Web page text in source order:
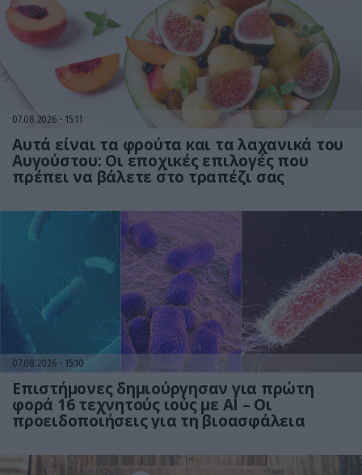
07.08.2026 15:11
Αυτά είναι τα φρούτα και τα λαχανικά του
Αυγούστου: Οι εποχικές επιλογές που
πρέπει να βάλετε στο τραπέζι σας
07.08.2026 15:10
Επιστήμονες δημιούργησαν για πρώτη
φορά 16 τεχνητούς ιούς με AI – Οι
προειδοποιήσεις για τη βιοασφάλεια